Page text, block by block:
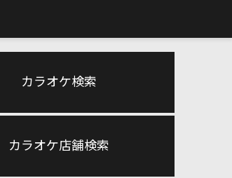
カラオケ検索
カラオケ店舗検索